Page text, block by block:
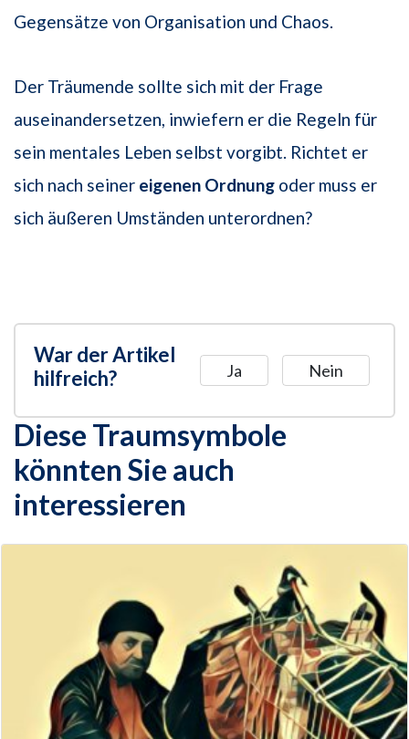
Gegensätze von Organisation und Chaos.
Der Träumende sollte sich mit der Frage
auseinandersetzen, inwiefern er die Regeln für
sein mentales Leben selbst vorgibt. Richtet er
sich nach seiner eigenen Ordnung oder muss er
sich äußeren Umständen unterordnen?
War der Artikel
hilfreich?
Ja Nein
Diese Traumsymbole
könnten Sie auch
interessieren